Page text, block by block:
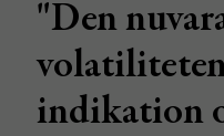
"Den
indikation